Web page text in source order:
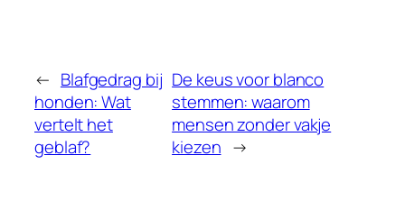
← Blafgedrag bij
honden: Wat
vertelt het
geblaf?
De keus voor blanco
stemmen: waarom
mensen zonder vakje
kiezen →